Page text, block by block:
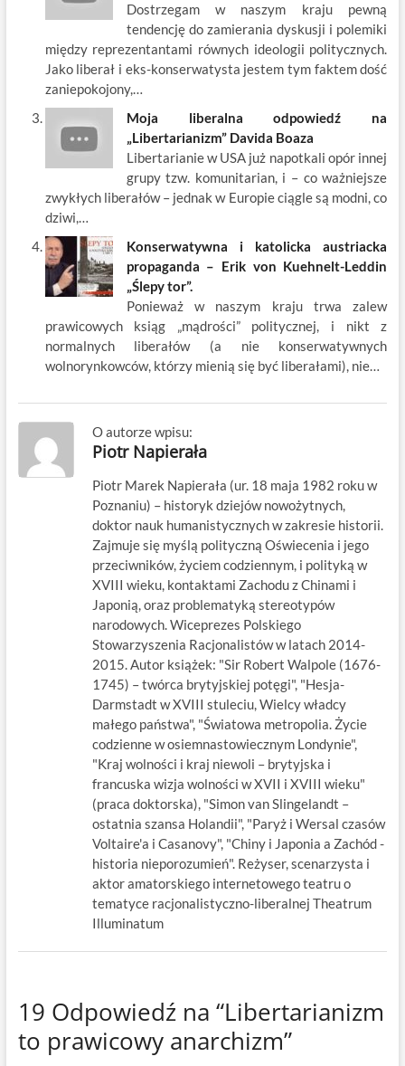
Dostrzegam w naszym kraju pewną
tendencję do zamierania dyskusji i polemiki
między reprezentantami równych ideologii politycznych.
Jako liberał i eks-konserwatysta jestem tym faktem dość
zaniepokojony,…
Moja liberalna odpowiedź na
„Libertarianizm” Davida Boaza
Libertarianie w USA już napotkali opór innej
grupy tzw. komunitarian, i – co ważniejsze
zwykłych liberałów – jednak w Europie ciągle są modni, co
dziwi,…
Konserwatywna i katolicka austriacka
propaganda – Erik von Kuehnelt-Leddin
„Ślepy tor”.
Ponieważ w naszym kraju trwa zalew
prawicowych ksiąg „mądrości” politycznej, i nikt z
normalnych liberałów (a nie konserwatywnych
wolnorynkowców, którzy mienią się być liberałami), nie…
O autorze wpisu:
Piotr Napierała
Piotr Marek Napierała (ur. 18 maja 1982 roku w
Poznaniu) – historyk dziejów nowożytnych,
doktor nauk humanistycznych w zakresie historii.
Zajmuje się myślą polityczną Oświecenia i jego
przeciwników, życiem codziennym, i polityką w
XVIII wieku, kontaktami Zachodu z Chinami i
Japonią, oraz problematyką stereotypów
narodowych. Wiceprezes Polskiego
Stowarzyszenia Racjonalistów w latach 2014-
2015. Autor książek: "Sir Robert Walpole (1676-
1745) – twórca brytyjskiej potęgi", "Hesja-
Darmstadt w XVIII stuleciu, Wielcy władcy
małego państwa", "Światowa metropolia. Życie
codzienne w osiemnastowiecznym Londynie",
"Kraj wolności i kraj niewoli – brytyjska i
francuska wizja wolności w XVII i XVIII wieku"
(praca doktorska), "Simon van Slingelandt –
ostatnia szansa Holandii", "Paryż i Wersal czasów
Voltaire'a i Casanovy", "Chiny i Japonia a Zachód -
historia nieporozumień". Reżyser, scenarzysta i
aktor amatorskiego internetowego teatru o
tematyce racjonalistyczno-liberalnej Theatrum
Illuminatum
19 Odpowiedź na “Libertarianizm
to prawicowy anarchizm”